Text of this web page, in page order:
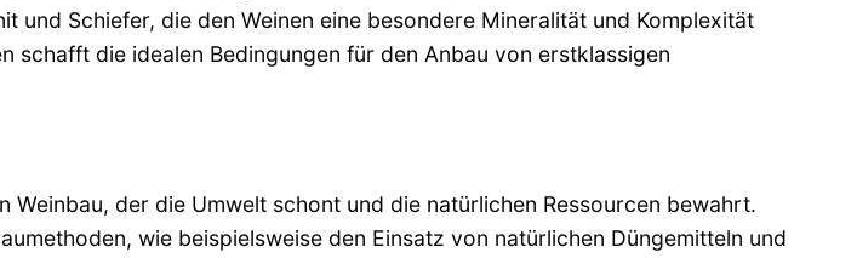
und Schiefer, die den Weinen eine besondere Mineralität und Komplexität
schafft die idealen Bedingungen für den Anbau von erstklassigen
Weinbau, der die Umwelt schont und die natürlichen Ressourcen bewahrt.
wie beispielsweise den Einsatz von natürlichen Düngemitteln und